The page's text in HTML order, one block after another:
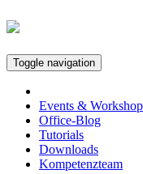
Toggle navigation
Events &
Office-Blog
Tutorials
Downloads
Kompetenzteam